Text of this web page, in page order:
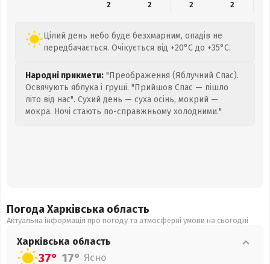
2
2 2 2
Цілий день небо буде безхмарним, опадів не
передбачається. Очікується від +20°C до +35°C.
Народні прикмети: "Преображення (Яблучний Спас).
Освячують яблука і груші. "Прийшов Спас — пішло
літо від нас". Сухий день — суха осінь, мокрий —
мокра. Ночі стають по-справжньому холодними."
Погода Харківська область
Актуальна інформація про погоду та атмосферні умови на сьогодні
Харківська область
37° 17° Ясно